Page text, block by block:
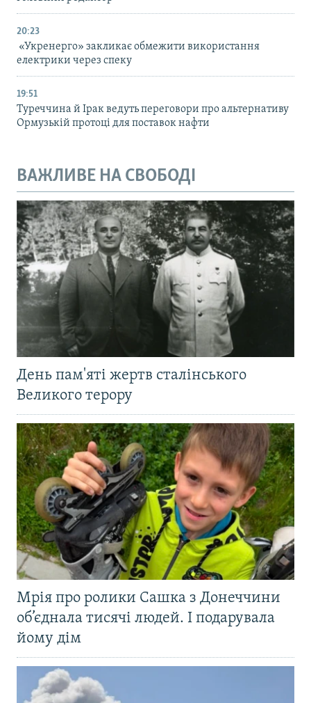
20:23
«Укренерго» закликає обмежити використання
електрики через спеку
19:51
Туреччина й Ірак ведуть переговори про альтернативу
Ормузькій протоці для поставок нафти
ВАЖЛИВЕ НА СВОБОДІ
День пам'яті жертв сталінського
Великого терору
Мрія про ролики Сашка з Донеччини
об’єднала тисячі людей. І подарувала
йому дім